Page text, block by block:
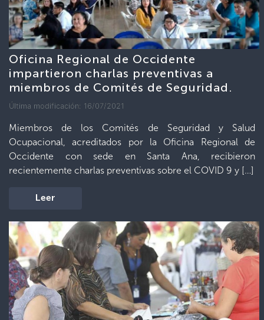
Oficina Regional de Occidente
impartieron charlas preventivas a
miembros de Comités de Seguridad.
Última modificación: 16/07/2021
Miembros de los Comités de Seguridad y Salud
Ocupacional, acreditados por la Oficina Regional de
Occidente con sede en Santa Ana, recibieron
recientemente charlas preventivas sobre el COVID 9 y […]
Leer